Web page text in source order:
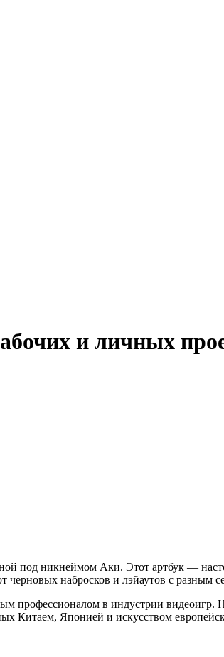
и личных
под никнеймом Аки. Этот артбук —
набросков и лэйаутов с
в индустрии видеоигр.
Китаем, Японией и искусством